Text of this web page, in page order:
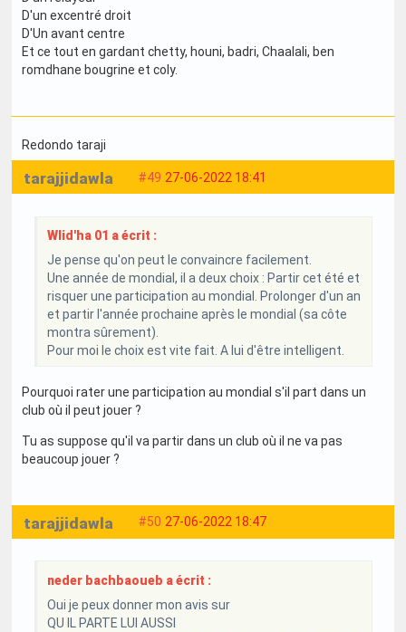
D'un excentré droit
D'Un avant centre
Et ce tout en gardant chetty, houni, badri, Chaalali, ben
romdhane bougrine et coly.
Redondo taraji
#49 27-06-2022 18:41
tarajjidawla
Wlid'ha 01 a écrit :
Je pense qu'on peut le convaincre facilement.
Une année de mondial, il a deux choix : Partir cet été et
risquer une participation au mondial. Prolonger d'un an
et partir l'année prochaine après le mondial (sa côte
montra sûrement).
Pour moi le choix est vite fait. A lui d'être intelligent.
Pourquoi rater une participation au mondial s'il part dans un
club où il peut jouer ?
Tu as suppose qu'il va partir dans un club où il ne va pas
beaucoup jouer ?
#50 27-06-2022 18:47
tarajjidawla
neder bachbaoueb a écrit :
Oui je peux donner mon avis sur
QU IL PARTE LUI AUSSI